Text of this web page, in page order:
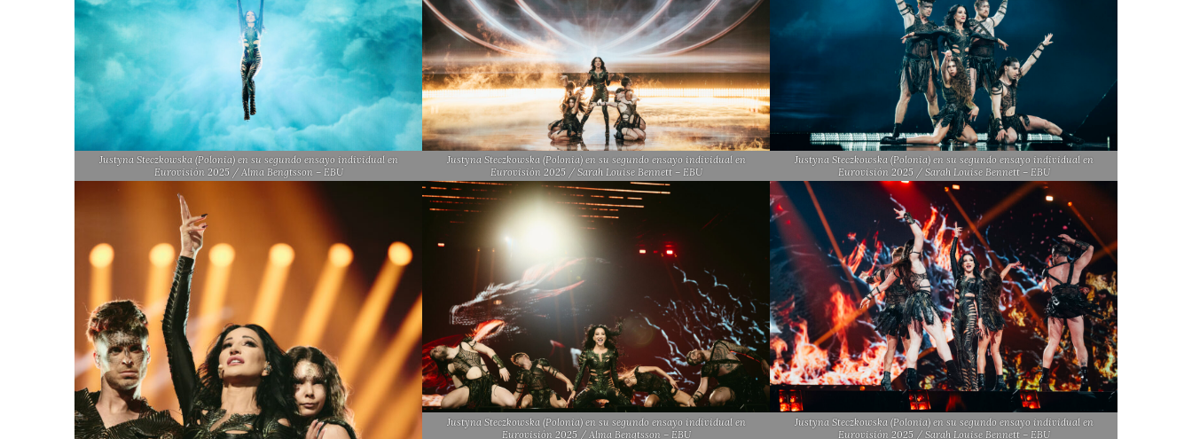
Justyna Steczkowska (Polonia) en su segundo ensayo individual en
Eurovisión 2025 / Alma Bengtsson – EBU
Justyna Steczkowska (Polonia) en su segundo ensayo individual en
Eurovisión 2025 / Sarah Louise Bennett – EBU
Justyna Steczkowska (Polonia) en su segundo ensayo individual en
Eurovisión 2025 / Sarah Louise Bennett – EBU
Justyna Steczkowska (Polonia) en su segundo ensayo individual en
Eurovisión 2025 / Alma Bengtsson – EBU
Justyna Steczkowska (Polonia) en su segundo ensayo individual en
Eurovisión 2025 / Sarah Louise Bennett – EBU